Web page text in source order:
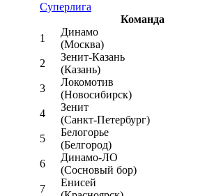
Суперлига
Команда
1
Динамо
(Москва)
2
Зенит-Казань
(Казань)
3
Локомотив
(Новосибирск)
4
Зенит
(Санкт-Петербург)
5
Белогорье
(Белгород)
6
Динамо-ЛО
(Сосновый бор)
7
Енисей